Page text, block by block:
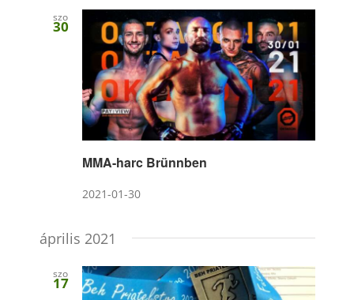
szo
30
MMA-harc Brünnben
2021-01-30
április 2021
szo
17